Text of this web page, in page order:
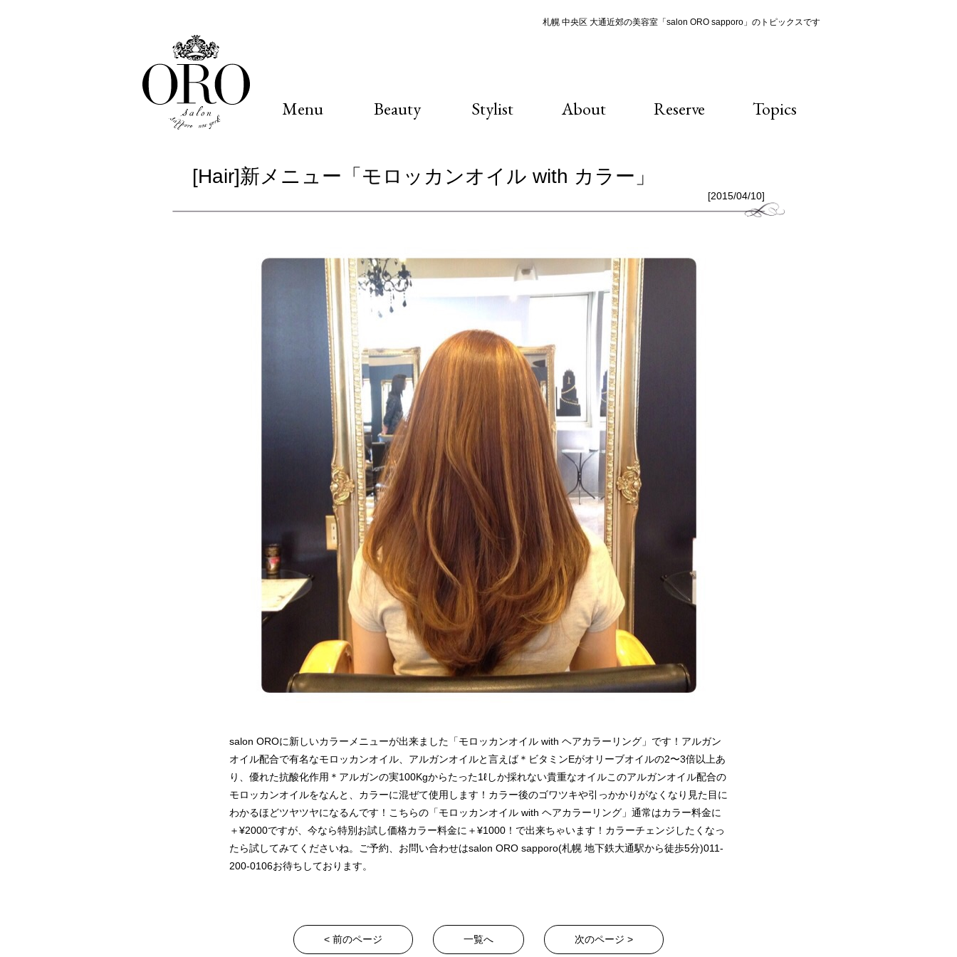
札幌 中央区 大通近郊の美容室「salon ORO sapporo」のトピックスです
Menu Beauty Stylist About Reserve Topics
[Hair]新メニュー「モロッカンオイル with カラー」
[2015/04/10]
salon OROに新しいカラーメニューが出来ました「モロッカンオイル with ヘアカラーリング」です！アルガン
オイル配合で有名なモロッカンオイル、アルガンオイルと言えば＊ビタミンEがオリーブオイルの2〜3倍以上あ
り、優れた抗酸化作用＊アルガンの実100Kgからたった1ℓしか採れない貴重なオイルこのアルガンオイル配合の
モロッカンオイルをなんと、カラーに混ぜて使用します！カラー後のゴワツキや引っかかりがなくなり見た目に
わかるほどツヤツヤになるんです！こちらの「モロッカンオイル with ヘアカラーリング」通常はカラー料金に
＋¥2000ですが、今なら特別お試し価格カラー料金に＋¥1000！で出来ちゃいます！カラーチェンジしたくなっ
たら試してみてくださいね。ご予約、お問い合わせはsalon ORO sapporo(札幌 地下鉄大通駅から徒歩5分)011-
200-0106お待ちしております。
< 前のページ 一覧へ 次のページ >